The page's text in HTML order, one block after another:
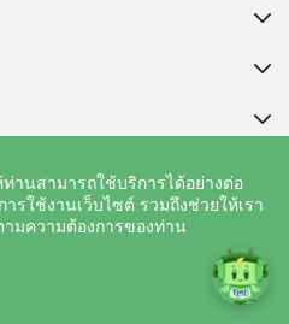
นโยบายเว็บไซต์ | แผนผังเว็บไซต์
านสามารถใช้บริการได้อย่างต่อ
รใช้งานเว็บไซต์ รวมถึงช่วยให้เรา
มความต้องการของท่าน